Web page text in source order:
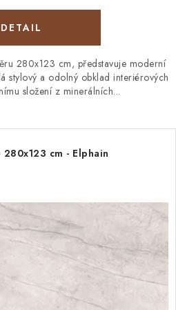
280x123 cm, představuje moderní
stylový a odolný obklad interiérových
složení z minerálních...
280x123 cm - Elphain